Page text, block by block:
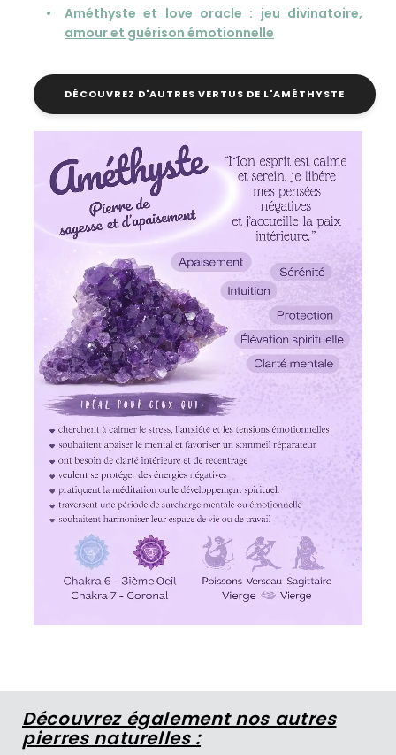
Améthyste et love oracle : jeu divinatoire,
amour et guérison émotionnelle
DÉCOUVREZ D'AUTRES VERTUS DE L'AMÉTHYSTE
Découvrez également nos autres
pierres naturelles :